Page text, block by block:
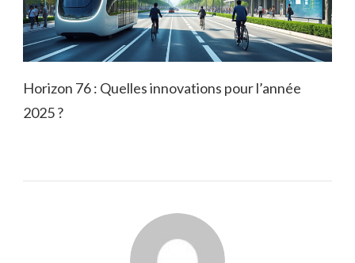
Horizon 76 : Quelles innovations pour l’année
2025 ?